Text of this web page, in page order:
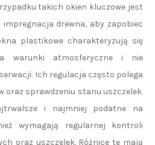
takich okien kluczowe jest
drewna, aby zapobiec
plastikowe charakteryzują się
warunki atmosferyczne i nie
Ich regulacja często polega
oraz sprawdzeniu stanu uszczelek.
i najmniej podatne na
wymagają regularnej kontroli
oraz uszczelek. Różnice te mają